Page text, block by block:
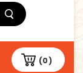
(0)